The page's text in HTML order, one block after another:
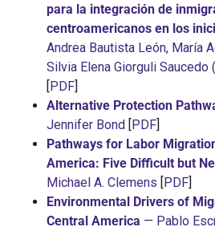
para la integración de
centroamericanos en los
Andrea Bautista León, María
Silvia Elena Giorguli
[PDF]
Alternative Protection
Jennifer Bond [PDF]
Pathways for Labor
America: Five Difficult but
Michael A. Clemens [PDF]
Environmental Drivers of
Central America — Pablo